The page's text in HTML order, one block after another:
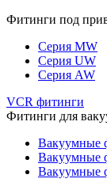
Фитинги под
Серия MW
Серия UW
Серия AW
VCR фитинги
Фитинги для
Вакуумные
Вакуумные
Вакуумные